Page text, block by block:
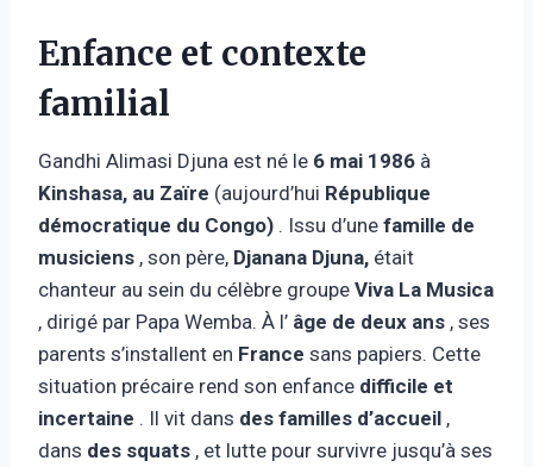
Enfance et contexte
familial
Gandhi Alimasi Djuna est né le 6 mai 1986 à
Kinshasa, au Zaïre (aujourd’hui République
démocratique du Congo) . Issu d’une famille de
musiciens , son père, Djanana Djuna, était
chanteur au sein du célèbre groupe Viva La Musica
, dirigé par Papa Wemba. À l’ âge de deux ans , ses
parents s’installent en France sans papiers. Cette
situation précaire rend son enfance difficile et
incertaine . Il vit dans des familles d’accueil ,
dans des squats , et lutte pour survivre jusqu’à ses